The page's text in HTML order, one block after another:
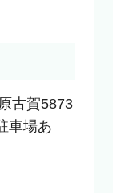
古賀5873
車場あ